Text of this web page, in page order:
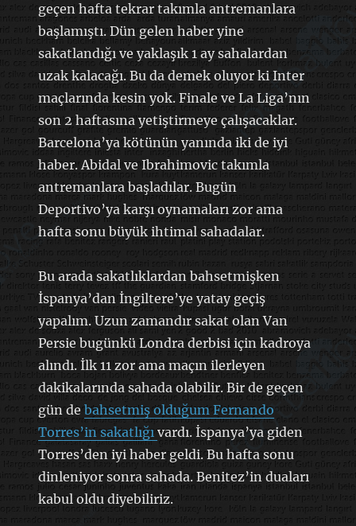
geçen hafta tekrar takımla antremanlara
başlamıştı. Dün gelen haber yine
sakatlandığı ve yaklaşık 1 ay sahalardan
uzak kalacağı. Bu da demek oluyor ki Inter
maçlarında kesin yok. Finale ve La Liga’nın
son 2 haftasına yetiştirmeye çalışacaklar.
Barcelona’ya kötünün yanında iki de iyi
haber. Abidal ve Ibrahimovic takımla
antremanlara başladılar. Bugün
Deportivo’ya karşı oynamaları zor ama
hafta sonu büyük ihtimal sahadalar.
Bu arada sakatlıklardan bahsetmişken
İspanya’dan İngiltere’ye yatay geçiş
yapalım. Uzun zamandır sakat olan Van
Persie bugünkü Londra derbisi için kadroya
alındı. İlk 11 zor ama maçın ilerleyen
dakikalarında sahada olabilir. Bir de geçen
gün de bahsetmiş olduğum Fernando
Torres’in sakatlığı vardı. İspanya’ya giden
Torres’den iyi haber geldi. Bu hafta sonu
dinleniyor sonra sahada. Benitez’in duaları
kabul oldu diyebiliriz.